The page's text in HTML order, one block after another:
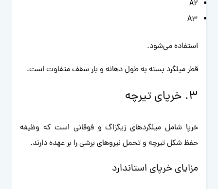
A2
A3
استفاده می‌شود.
قطر میلگرد بسته به طول دهانه و بار سقف متفاوت است.
۳. خرپای تیرچه
خرپا شامل میلگردهای زیگزاگ و فوقانی است که وظیفه
حفظ شکل تیرچه و تحمل نیروهای برشی را بر عهده دارند.
مزایای خرپای استاندارد